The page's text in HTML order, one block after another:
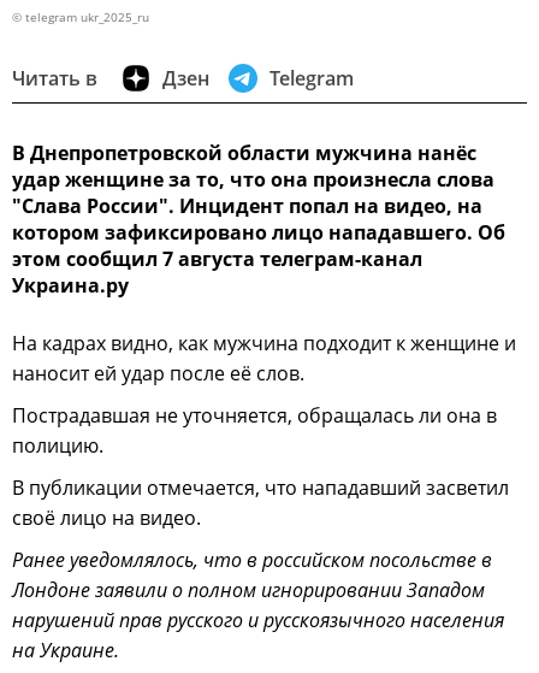
© telegram ukr_2025_ru
Читать в Дзен Telegram
В Днепропетровской области мужчина нанёс
удар женщине за то, что она произнесла слова
"Слава России". Инцидент попал на видео, на
котором зафиксировано лицо нападавшего. Об
этом сообщил 7 августа телеграм-канал
Украина.ру
На кадрах видно, как мужчина подходит к женщине и
наносит ей удар после её слов.
Пострадавшая не уточняется, обращалась ли она в
полицию.
В публикации отмечается, что нападавший засветил
своё лицо на видео.
Ранее уведомлялось, что в российском посольстве в
Лондоне заявили о полном игнорировании Западом
нарушений прав русского и русскоязычного населения
на Украине.